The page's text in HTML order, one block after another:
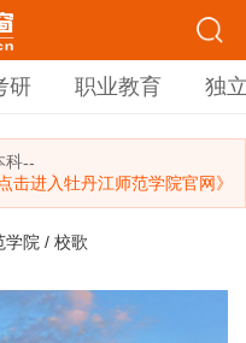
研 职业教育 独
科--
点击进入牡丹江师范学院官网》
学院 / 校歌